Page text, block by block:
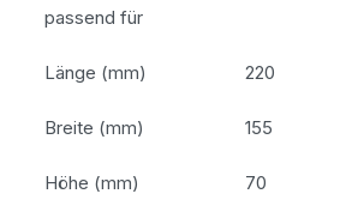
passend für
Länge (mm) 220
Breite (mm) 155
Höhe (mm) 70